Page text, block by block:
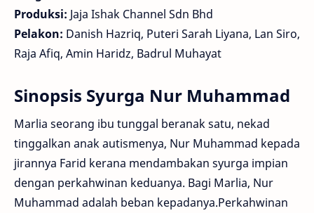
Produksi: Jaja Ishak Channel Sdn Bhd
Pelakon: Danish Hazriq, Puteri Sarah Liyana, Lan Siro,
Raja Afiq, Amin Haridz, Badrul Muhayat
Sinopsis Syurga Nur Muhammad
Marlia seorang ibu tunggal beranak satu, nekad
tinggalkan anak autismenya, Nur Muhammad kepada
jirannya Farid kerana mendambakan syurga impian
dengan perkahwinan keduanya. Bagi Marlia, Nur
Muhammad adalah beban kepadanya.Perkahwinan